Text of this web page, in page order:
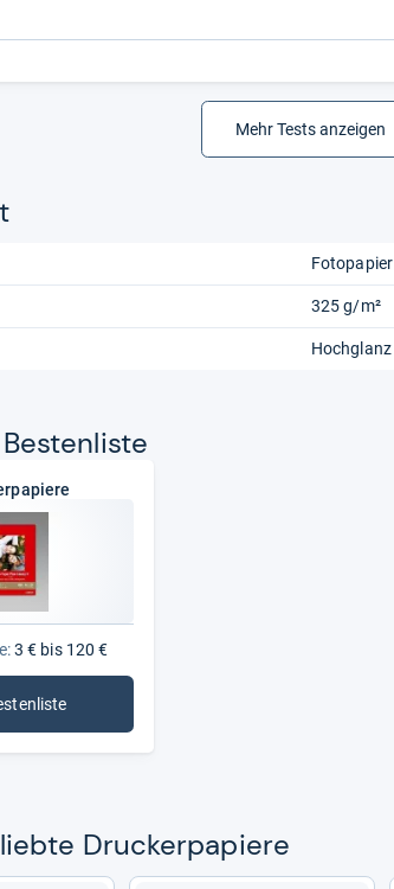
Mehr Tests anzeigen
Fotopapier
325 g/m²
Hochglanz
3 € bis 120 €
: Druckerpapiere
Drucker­pa­piere